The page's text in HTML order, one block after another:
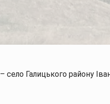
– село Галицького району